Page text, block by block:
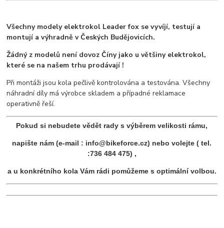
Všechny modely elektrokol Leader fox se vyvíjí, testují a
montují a výhradně v Českých Budějovicích.
Žádný z modelů není dovoz Číny jako u většiny elektrokol,
které se na našem trhu prodávají !
Při montáži jsou kola pečlivě kontrolována a testována. Všechny
náhradní díly má výrobce skladem a případné reklamace
operativně řeší.
Pokud si nebudete vědět rady s výběrem velikosti rámu,
napište nám (e-mail : info@bikeforce.cz) nebo volejte ( tel.
:736 484 475) ,
a u konkrétního kola Vám rádi pomůžeme s optimální volbou.